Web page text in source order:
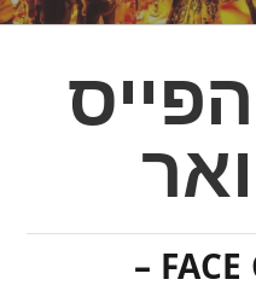
FACE Club Bucharest –